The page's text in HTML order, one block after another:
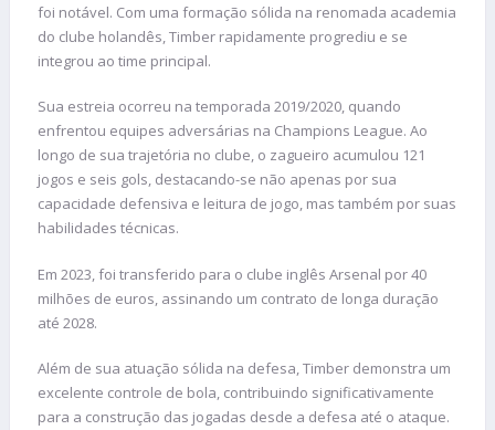
foi notável. Com uma formação sólida na renomada academia
do clube holandês, Timber rapidamente progrediu e se
integrou ao time principal.
Sua estreia ocorreu na temporada 2019/2020, quando
enfrentou equipes adversárias na Champions League. Ao
longo de sua trajetória no clube, o zagueiro acumulou 121
jogos e seis gols, destacando-se não apenas por sua
capacidade defensiva e leitura de jogo, mas também por suas
habilidades técnicas.
Em 2023, foi transferido para o clube inglês Arsenal por 40
milhões de euros, assinando um contrato de longa duração
até 2028.
Além de sua atuação sólida na defesa, Timber demonstra um
excelente controle de bola, contribuindo significativamente
para a construção das jogadas desde a defesa até o ataque.